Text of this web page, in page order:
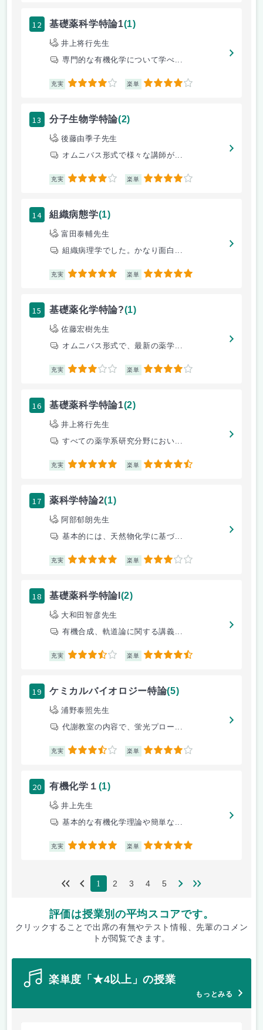
12 基礎薬科学特論1(1)
井上将行先生
専門的な有機化学について学べ...
充実 4 楽単 4
13 分子生物学特論(2)
後藤由季子先生
オムニバス形式で様々な講師が...
充実 4 楽単 4
14 組織病態学(1)
富田泰輔先生
組織病理学でした。かなり面白...
充実 5 楽単 5
15 基礎薬化学特論?(1)
佐藤宏樹先生
オムニバス形式で、最新の薬学...
充実 3 楽単 4
16 基礎薬科学特論1(2)
井上将行先生
すべての薬学系研究分野におい...
充実 5 楽単 4.5
17 薬科学特論2(1)
阿部郁朗先生
基本的には、天然物化学に基づ...
充実 5 楽単 3
18 基礎薬科学特論I (2)
大和田智彦先生
有機合成、軌道論に関する講義...
充実 3.5 楽単 4.5
19 ケミカルバイオロジー特論(5)
浦野泰照先生
代謝教室の内容で、蛍光プロー...
充実 3.5 楽単 4
20 有機化学１ (1)
井上先生
基本的な有機化学理論や簡単な...
充実 5 楽単 5
1 2 3 4 5
評価は授業別の平均スコアです。
クリックすることで出席の有無やテスト情報、先輩のコメン
トが閲覧できます。
楽単度「★4以上」の授業
もっとみる